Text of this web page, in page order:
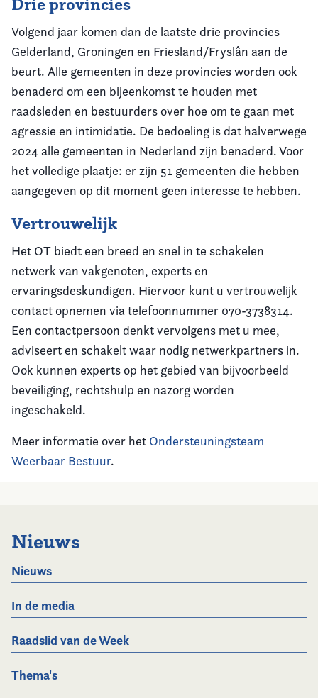
Volgend jaar komen dan de laatste drie provincies
Gelderland, Groningen en Friesland/Fryslân aan de
beurt. Alle gemeenten in deze provincies worden ook
benaderd om een bijeenkomst te houden met
raadsleden en bestuurders over hoe om te gaan met
agressie en intimidatie. De bedoeling is dat halverwege
2024 alle gemeenten in Nederland zijn benaderd. Voor
het volledige plaatje: er zijn 51 gemeenten die hebben
aangegeven op dit moment geen interesse te hebben.
Vertrouwelijk
Het OT biedt een breed en snel in te schakelen
netwerk van vakgenoten, experts en
ervaringsdeskundigen. Hiervoor kunt u vertrouwelijk
contact opnemen via telefoonnummer 070-3738314.
Een contactpersoon denkt vervolgens met u mee,
adviseert en schakelt waar nodig netwerkpartners in.
Ook kunnen experts op het gebied van bijvoorbeeld
beveiliging, rechtshulp en nazorg worden
ingeschakeld.
Meer informatie over het Ondersteuningsteam
Weerbaar Bestuur.
Nieuws
Nieuws
In de media
Raadslid van de Week
Thema's